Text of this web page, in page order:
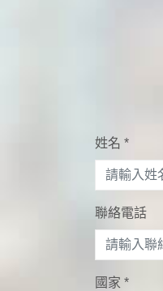
姓名 *
聯絡電話
國家 *